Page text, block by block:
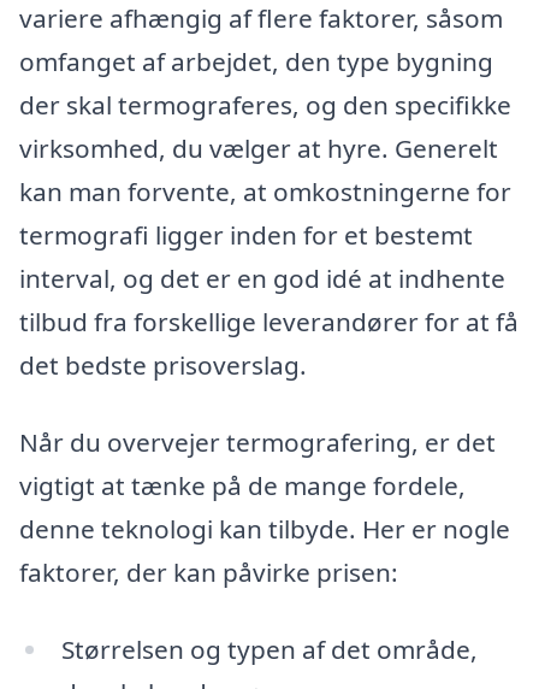
variere afhængig af flere faktorer, såsom
omfanget af arbejdet, den type bygning
der skal termograferes, og den specifikke
virksomhed, du vælger at hyre. Generelt
kan man forvente, at omkostningerne for
termografi ligger inden for et bestemt
interval, og det er en god idé at indhente
tilbud fra forskellige leverandører for at få
det bedste prisoverslag.
Når du overvejer termografering, er det
vigtigt at tænke på de mange fordele,
denne teknologi kan tilbyde. Her er nogle
faktorer, der kan påvirke prisen:
Størrelsen og typen af det område,